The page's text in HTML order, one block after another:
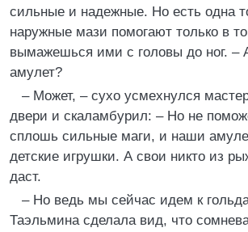
сильные и надежные. Но есть одна
наружные мази помогают только в
вымажешься ими с головы до ног. –
амулет?
– Может, – сухо усмехнулся
двери и скаламбурил: – Но не
сплошь сильные маги, и наши
детские игрушки. А свои никто из
даст.
– Но ведь мы сейчас идем к
Таэльмина сделала вид, что